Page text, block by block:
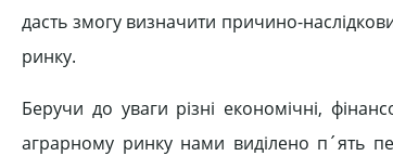
дасть змогу визначити причино-
ринку.
Беручи до уваги різні економічні,
аграрному ринку нами виділено п´ять